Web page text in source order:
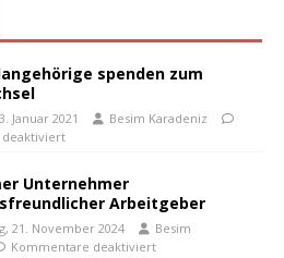
spenden zum
Januar 2021
Besim Karadeniz
Unternehmer
Arbeitgeber
21. November 2024
Besim
Kommentare deaktiviert